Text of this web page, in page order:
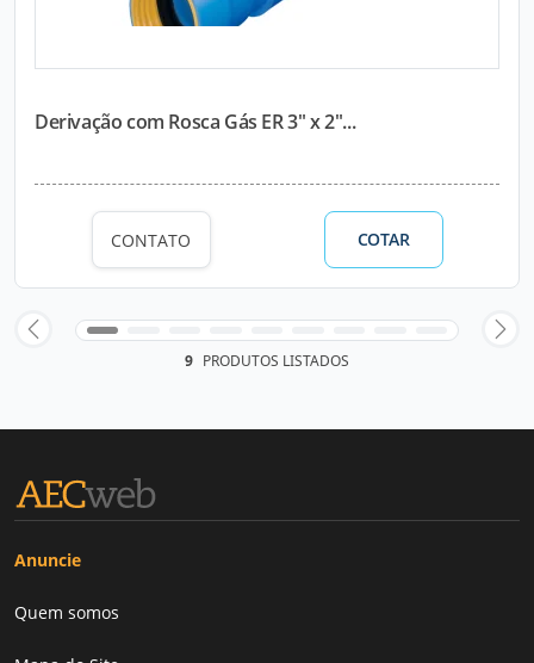
Derivação com Rosca Gás ER 3" x 2"...
CONTATO COTAR
9 PRODUTOS LISTADOS
Anuncie
Quem somos